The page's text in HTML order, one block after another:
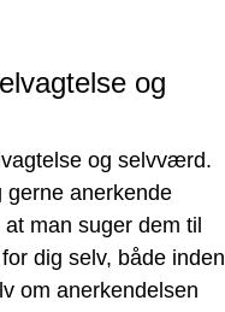
og
og selvværd.
gerne anerkende
man suger dem til
dig selv, både inden
om anerkendelsen